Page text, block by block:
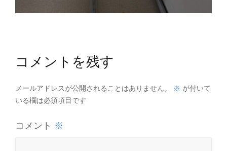
コメントを残す
メールアドレスが公開されることはありません。 ※ が付いて
いる欄は必須項目です
コメント ※